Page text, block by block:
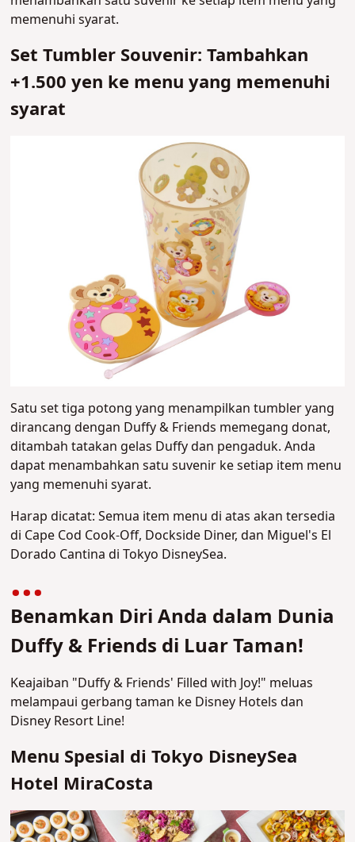
memenuhi syarat.
Set Tumbler Souvenir: Tambahkan
+1.500 yen ke menu yang memenuhi
syarat
Satu set tiga potong yang menampilkan tumbler yang
dirancang dengan Duffy & Friends memegang donat,
ditambah tatakan gelas Duffy dan pengaduk. Anda
dapat menambahkan satu suvenir ke setiap item menu
yang memenuhi syarat.
Harap dicatat: Semua item menu di atas akan tersedia
di Cape Cod Cook-Off, Dockside Diner, dan Miguel's El
Dorado Cantina di Tokyo DisneySea.
Benamkan Diri Anda dalam Dunia
Duffy & Friends di Luar Taman!
Keajaiban "Duffy & Friends' Filled with Joy!" meluas
melampaui gerbang taman ke Disney Hotels dan
Disney Resort Line!
Menu Spesial di Tokyo DisneySea
Hotel MiraCosta